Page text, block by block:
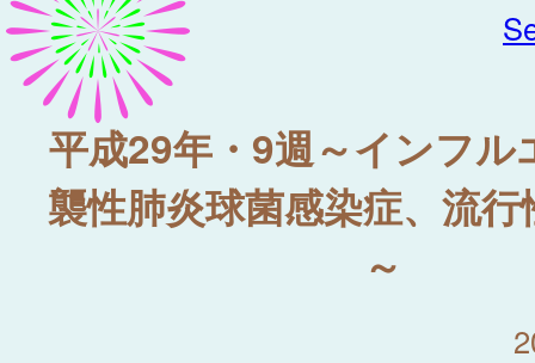
平成29年・9週～インフル
襲性肺炎球菌感染症、流
～